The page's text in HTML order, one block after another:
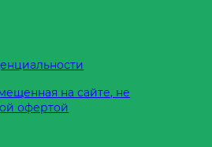
на сайте, не
офертой